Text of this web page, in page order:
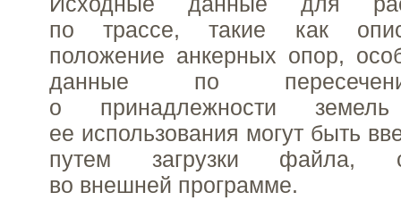
по трассе, такие как
положение анкерных опор,
данные по
о принадлежности
ее использования могут быть
путем загрузки файла,
во внешней программе.